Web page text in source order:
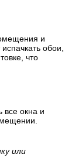
и
обои,
что
все окна и
или